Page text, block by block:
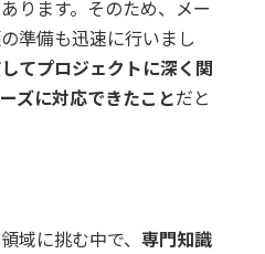
ります。そのため、メー
準備も迅速に行いまし
てプロジェクトに深く関
ズに対応できたことだと
域に挑む中で、専門知識